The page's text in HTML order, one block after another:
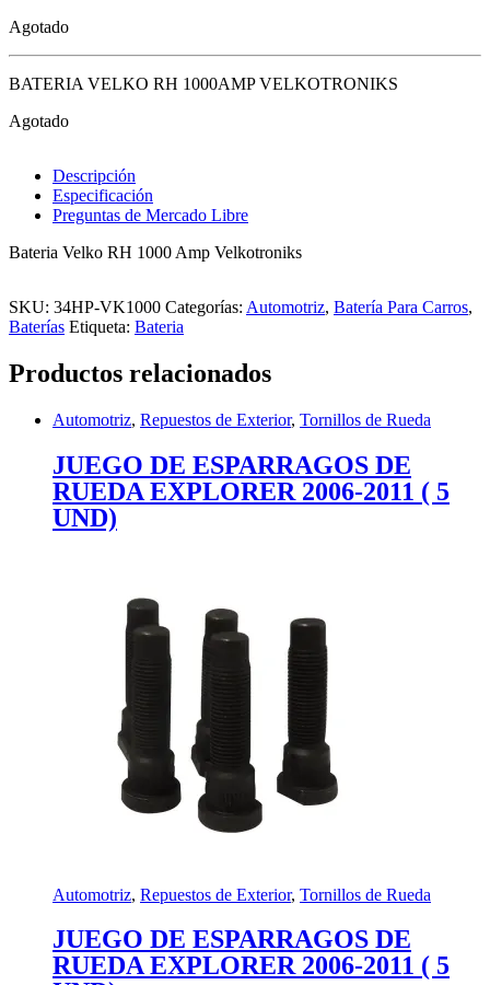
Agotado
BATERIA VELKO RH 1000AMP VELKOTRONIKS
Agotado
Descripción
Especificación
Preguntas de Mercado Libre
Bateria Velko RH 1000 Amp Velkotroniks
SKU: 34HP-VK1000 Categorías: Automotriz, Batería Para Carros,
Baterías Etiqueta: Bateria
Productos relacionados
Automotriz, Repuestos de Exterior, Tornillos de Rueda
JUEGO DE ESPARRAGOS DE
RUEDA EXPLORER 2006-2011 ( 5
UND)
Automotriz, Repuestos de Exterior, Tornillos de Rueda
JUEGO DE ESPARRAGOS DE
RUEDA EXPLORER 2006-2011 ( 5